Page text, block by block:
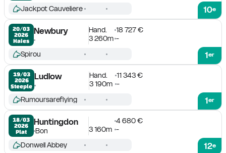
10e
Jackpot Cauveliere
20/03
2026
Haies
Newbury Hand.
18 727 €
3 260m -
1er
Spirou
19/03
2026
Steeple
Ludlow Hand.
11 343 €
3 190m -
1er
Rumoursareflying
18/03
2026
Plat
Huntingdon
Bon
4 680 €
3 160m -
12e
Donwell Abbey